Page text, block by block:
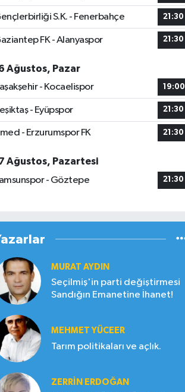
S.K. - Fenerbahçe 21:30
FK - Alanyaspor 21:30
Ağustos, Pazar
- Kocaelispor
19:00
- Eyüpspor 21:30
- Erzurumspor FK 21:30
Ağustos, Pazartesi
- Göztepe
21:30
MURAT AYDIN
Seçilmiş'in parti değiştirmesi
Sandığın Emanetine İhanet!
MEHMET YÜCEER
Tarım politikaları ve açlık.
ZERRIN ERDOĞAN